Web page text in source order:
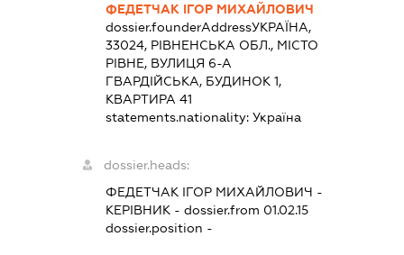
ФЕДЕТЧАК ІГОР МИХАЙЛОВИЧ
dossier.founderAddressУКРАЇНА,
33024, РІВНЕНСЬКА ОБЛ., МІСТО
РІВНЕ, ВУЛИЦЯ 6-А
ГВАРДІЙСЬКА, БУДИНОК 1,
КВАРТИРА 41
statements.nationality: Україна
dossier.heads:
ФЕДЕТЧАК ІГОР МИХАЙЛОВИЧ -
КЕРІВНИК - dossier.from 01.02.15
dossier.position -